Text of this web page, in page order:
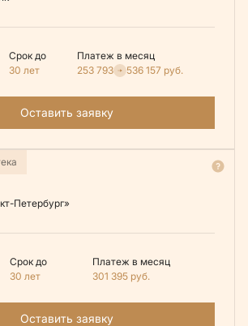
Срок до
30 лет
Платеж в месяц
253 793
536 157 руб.
Оставить заявку
Петербург»
Срок до
30 лет
Платеж в месяц
301 395 руб.
Оставить заявку